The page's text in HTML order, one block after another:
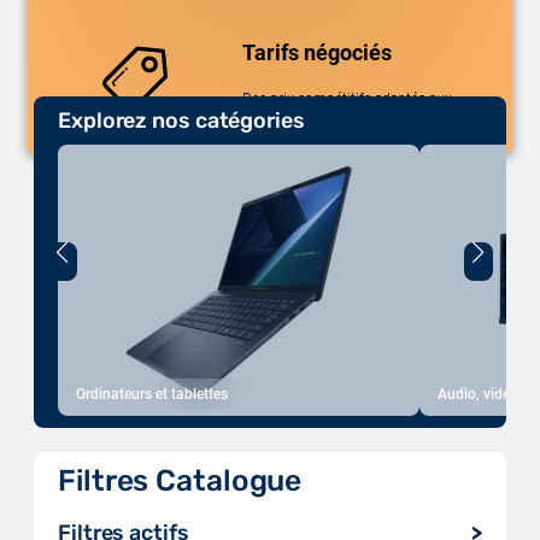
Explorez nos catégories
Ordinateurs et tablettes Audio, vidéo,
Filtres Catalogue
Filtres actifs
Tarifs négociés
Des prix compétitifs adaptés aux
volumes.